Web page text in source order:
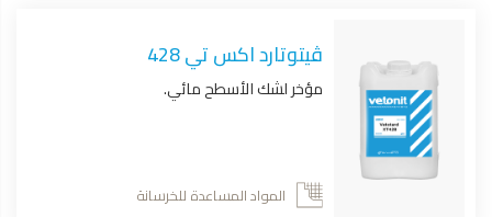
ڤيتوتارد اكس تي 428
مؤخر لشك الأسطح مائي.
المواد المساعدة للخرسانة